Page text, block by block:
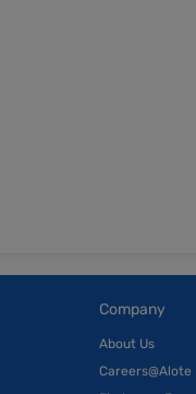
Company
About Us
Careers@Alote